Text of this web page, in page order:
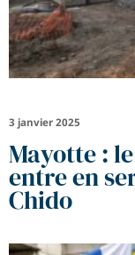
Mayotte :
entre en
Chido
3 janvier 2025